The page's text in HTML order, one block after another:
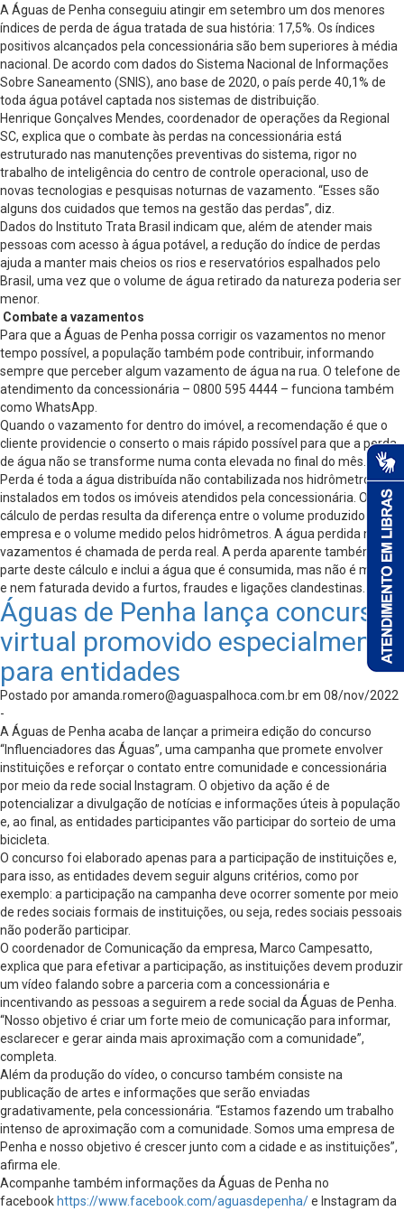
A Águas de Penha conseguiu atingir em setembro um dos menores
índices de perda de água tratada de sua história: 17,5%. Os índices
positivos alcançados pela concessionária são bem superiores à média
nacional. De acordo com dados do Sistema Nacional de Informações
Sobre Saneamento (SNIS), ano base de 2020, o país perde 40,1% de
toda água potável captada nos sistemas de distribuição.
Henrique Gonçalves Mendes, coordenador de operações da Regional
SC, explica que o combate às perdas na concessionária está
estruturado nas manutenções preventivas do sistema, rigor no
trabalho de inteligência do centro de controle operacional, uso de
novas tecnologias e pesquisas noturnas de vazamento. “Esses são
alguns dos cuidados que temos na gestão das perdas”, diz.
Dados do Instituto Trata Brasil indicam que, além de atender mais
pessoas com acesso à água potável, a redução do índice de perdas
ajuda a manter mais cheios os rios e reservatórios espalhados pelo
Brasil, uma vez que o volume de água retirado da natureza poderia ser
menor.
Combate a vazamentos
Para que a Águas de Penha possa corrigir os vazamentos no menor
tempo possível, a população também pode contribuir, informando
sempre que perceber algum vazamento de água na rua. O telefone de
atendimento da concessionária – 0800 595 4444 – funciona também
como WhatsApp.
Quando o vazamento for dentro do imóvel, a recomendação é que o
cliente providencie o conserto o mais rápido possível para que a perda
de água não se transforme numa conta elevada no final do mês.
Perda é toda a água distribuída não contabilizada nos hidrômetros
instalados em todos os imóveis atendidos pela concessionária. O
cálculo de perdas resulta da diferença entre o volume produzido pela
empresa e o volume medido pelos hidrômetros. A água perdida nos
vazamentos é chamada de perda real. A perda aparente também faz
parte deste cálculo e inclui a água que é consumida, mas não é medida
e nem faturada devido a furtos, fraudes e ligações clandestinas.
Águas de Penha lança concurso
virtual promovido especialmente
para entidades
Postado poramanda.romero@aguaspalhoca.com.brem 08/nov/2022
-
A Águas de Penha acaba de lançar a primeira edição do concurso
“Influenciadores das Águas”, uma campanha que promete envolver
instituições e reforçar o contato entre comunidade e concessionária
por meio da rede social Instagram. O objetivo da ação é de
potencializar a divulgação de notícias e informações úteis à população
e, ao final, as entidades participantes vão participar do sorteio de uma
bicicleta.
O concurso foi elaborado apenas para a participação de instituições e,
para isso, as entidades devem seguir alguns critérios, como por
exemplo: a participação na campanha deve ocorrer somente por meio
de redes sociais formais de instituições, ou seja, redes sociais pessoais
não poderão participar.
O coordenador de Comunicação da empresa, Marco Campesatto,
explica que para efetivar a participação, as instituições devem produzir
um vídeo falando sobre a parceria com a concessionária e
incentivando as pessoas a seguirem a rede social da Águas de Penha.
“Nosso objetivo é criar um forte meio de comunicação para informar,
esclarecer e gerar ainda mais aproximação com a comunidade”,
completa.
Além da produção do vídeo, o concurso também consiste na
publicação de artes e informações que serão enviadas
gradativamente, pela concessionária. “Estamos fazendo um trabalho
intenso de aproximação com a comunidade. Somos uma empresa de
Penha e nosso objetivo é crescer junto com a cidade e as instituições”,
afirma ele.
Acompanhe também informações da Águas de Penha no
facebook https://www.facebook.com/aguasdepenha/e Instagram da